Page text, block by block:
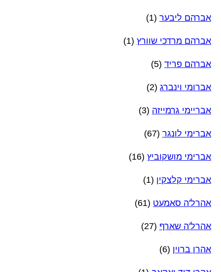
אברהם ליבער (1)
אברהם מרדכי שוורץ (1)
אברהם פריד (5)
אברומי וינברג (2)
אבריימי גרמייזה (3)
אברימי לונגר (67)
אברימי מושקוביץ (16)
אברימי קלצקין (1)
אהרל'ה סאמעט (61)
אהרל'ה שארף (27)
אהרן ברוין (6)